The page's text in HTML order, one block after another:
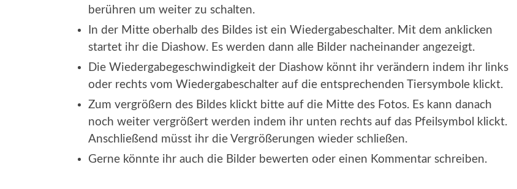
berühren um weiter zu schalten.
In der Mitte oberhalb des Bildes ist ein Wiedergabeschalter. Mit dem anklicken
startet ihr die Diashow. Es werden dann alle Bilder nacheinander angezeigt.
Die Wiedergabegeschwindigkeit der Diashow könnt ihr verändern indem ihr links
oder rechts vom Wiedergabeschalter auf die entsprechenden Tiersymbole klickt.
Zum vergrößern des Bildes klickt bitte auf die Mitte des Fotos. Es kann danach
noch weiter vergrößert werden indem ihr unten rechts auf das Pfeilsymbol klickt.
Anschließend müsst ihr die Vergrößerungen wieder schließen.
Gerne könnte ihr auch die Bilder bewerten oder einen Kommentar schreiben.